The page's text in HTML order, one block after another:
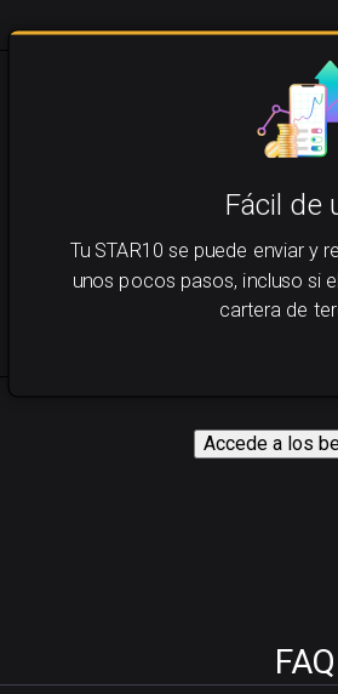
Fácil de
Tu STAR10 se puede enviar y
unos pocos pasos, incluso si
cartera de
Accede a los
FAQ